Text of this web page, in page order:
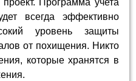
Программа учета
всегда эффективно
уровень защиты
от похищения. Никто
которые хранятся в